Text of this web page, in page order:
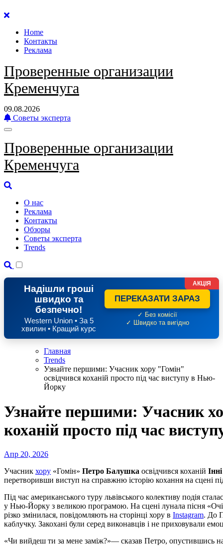
Перейти
содержанию
Home
Контакты
Реклама
Проверенные организации
Кременчуга
09.08.2026
Советы эксперта
Проверенные организации
Кременчуга
О нас
Реклама
Контакты
Обзоры
Советы эксперта
Trends
Надішли гроші
швидко та
безпечно!
Western Union • За 5
хвилин • Кращий курс
ПЕРЕКАЗАТИ ЗАРАЗ
✓ Без комісії
✓ Швидко та вигідно
АКЦІЯ
Главная
Trends
Узнайте першими: Учасник хору "Гомін"
освідчився коханій просто під час виступу в Нью-
Йорку
Узнайте першими: Учасник
коханій просто під час
Апр 20, 2026
Учасник хору «Гомін» Петро Балушка освідчився коханій
перетворивши виступ на справжню історію кохання на сцені
Під час американського туру львівського колективу подія
у Нью-Йорку з великою програмою. На сцені лунала пісня
різко змінилася, повідомляють на сторінці хору в Instagram. До
каблучку. Закохані були серед виконавців і не приховували
«Чи вийдеш ти за мене заміж?»— сказав Петро, опустившись